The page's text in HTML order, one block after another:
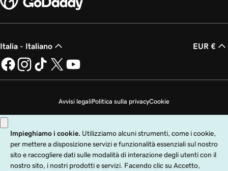
Italia - Italiano EUR €
Avvisi legaliPolitica sulla privacyCookie
Copyright © 1999 - 2026 GoDaddy Operating Company, LLC. Tutti i diritti
riservati. Il nome GoDaddy è un marchio di fabbrica registrato di GoDaddy
Operating Company, LLC negli Stati Uniti e in altri paesi. Il logo "GO" è un